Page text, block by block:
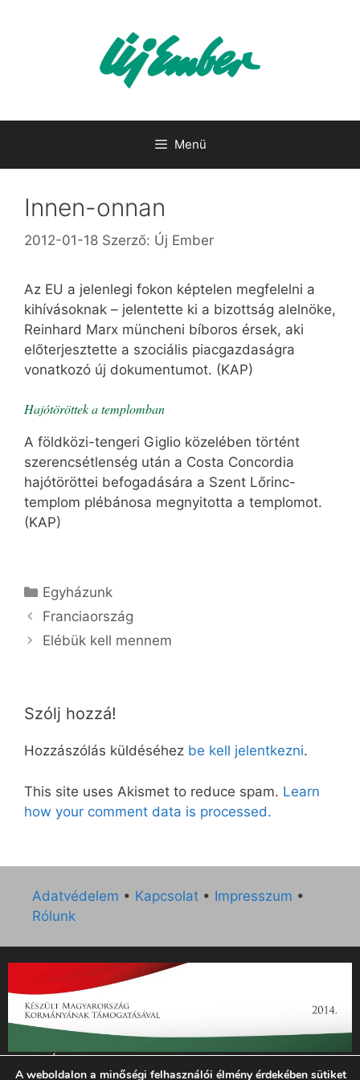
Menü
Innen-onnan
2012-01-18 Szerző: Új Ember
Az EU a jelenlegi fokon képtelen megfelelni a
kihívásoknak – jelentette ki a bizottság alelnöke,
Reinhard Marx müncheni bíboros érsek, aki
előterjesztette a szociális piacgazdaságra
vonatkozó új dokumentumot. (KAP)
Hajótöröttek a templomban
A földközi-tengeri Giglio közelében történt
szerencsétlenség után a Costa Concordia
hajótöröttei befogadására a Szent Lőrinc-
templom plébánosa megnyitotta a templomot.
(KAP)
Kategória
Egyházunk
Franciaország
Elébük kell mennem
Szólj hozzá!
Hozzászólás küldéséhez be kell jelentkezni.
This site uses Akismet to reduce spam. Learn
how your comment data is processed.
Adatvédelem • Kapcsolat • Impresszum •
Rólunk
„Az Új Ember katolikus hetilap 2014. évi működésének
A weboldalon a minőségi felhasználói élmény érdekében sütiket